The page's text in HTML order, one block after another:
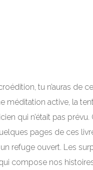
tu n’auras de
méditation active, la
qui n’était pas
pages de ces
refuge ouvert. Les
compose nos